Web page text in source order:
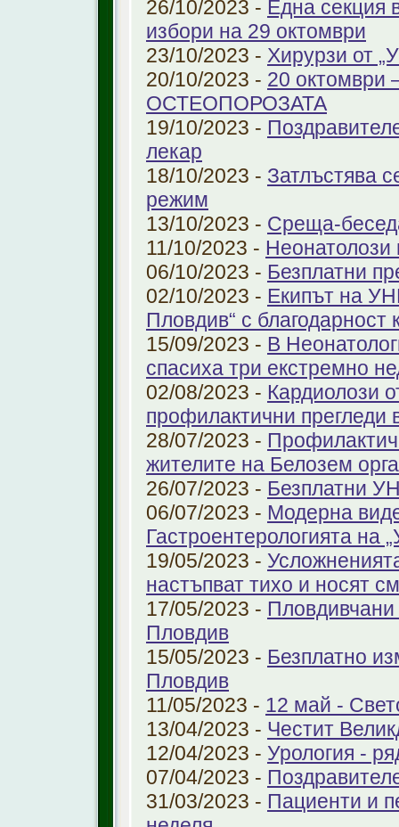
26/10/2023 - Една секция
избори на 29 октомври
23/10/2023 - Хирурзи от
20/10/2023 - 20
ОСТЕОПОРОЗАТА
19/10/2023 -
лекар
18/10/2023 - Затлъстява
режим
13/10/2023 - Среща-
11/10/2023 -
06/10/2023 - Безплатни
02/10/2023 - Екипът на
Пловдив“ с благодарност
15/09/2023 - В
спасиха три екстремно
02/08/2023 - Кардиолози
профилактични прегледи
28/07/2023 -
жителите на Белозем
26/07/2023 - Безплатни
06/07/2023 - Модерна
Гастроентерологията на
19/05/2023 -
настъпват тихо и носят
17/05/2023 -
Пловдив
15/05/2023 - Безплатно
Пловдив
11/05/2023 - 12 май -
13/04/2023 - Честит
12/04/2023 - Урология -
07/04/2023 -
31/03/2023 - Пациенти и